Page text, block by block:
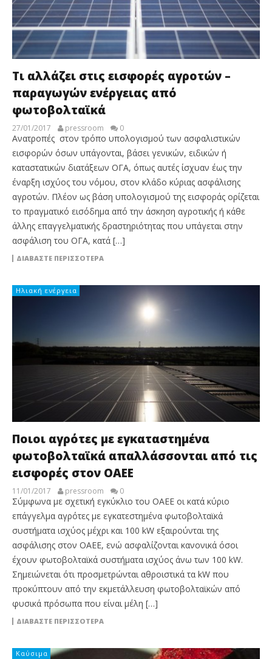
Τι αλλάζει στις εισφορές αγροτών –
παραγωγών ενέργειας από
φωτοβολταϊκά
27/01/2017 pressroom 0
Ανατροπές στον τρόπο υπολογισμού των ασφαλιστικών
εισφορών όσων υπάγονται, βάσει γενικών, ειδικών ή
καταστατικών διατάξεων ΟΓΑ, όπως αυτές ίσχυαν έως την
έναρξη ισχύος του νόμου, στον κλάδο κύριας ασφάλισης
αγροτών. Πλέον ως βάση υπολογισμού της εισφοράς ορίζεται
το πραγματικό εισόδημα από την άσκηση αγροτικής ή κάθε
άλλης επαγγελματικής δραστηριότητας που υπάγεται στην
ασφάλιση του ΟΓΑ, κατά […]
ΔΙΑΒΆΣΤΕ ΠΕΡΙΣΣΌΤΕΡΑ
Ηλιακή ενέργεια
Ποιοι αγρότες με εγκαταστημένα
φωτοβολταϊκά απαλλάσσονται από τις
εισφορές στον ΟΑΕΕ
11/01/2017 pressroom 0
Σύμφωνα με σχετική εγκύκλιο του ΟΑΕΕ οι κατά κύριο
επάγγελμα αγρότες με εγκατεστημένα φωτοβολταϊκά
συστήματα ισχύος μέχρι και 100 kW εξαιρούνται της
ασφάλισης στον ΟΑΕΕ, ενώ ασφαλίζονται κανονικά όσοι
έχουν φωτοβολταϊκά συστήματα ισχύος άνω των 100 kW.
Σημειώνεται ότι προσμετρώνται αθροιστικά τα kW που
προκύπτουν από την εκμετάλλευση φωτοβολταϊκών από
φυσικά πρόσωπα που είναι μέλη […]
ΔΙΑΒΆΣΤΕ ΠΕΡΙΣΣΌΤΕΡΑ
Καύσιμα